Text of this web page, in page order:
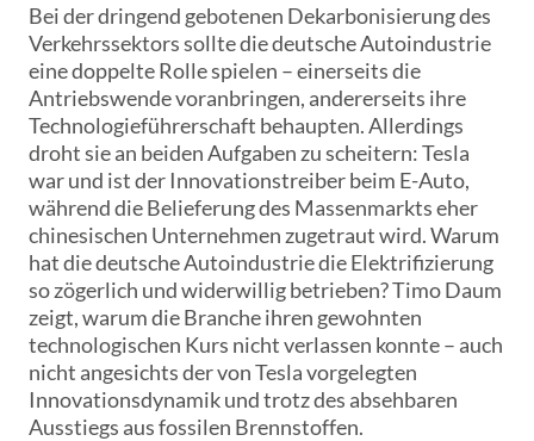
Bei der dringend gebotenen Dekarbonisierung des
Verkehrssektors sollte die deutsche Autoindustrie
eine doppelte Rolle spielen – einerseits die
Antriebswende voranbringen, andererseits ihre
Technologieführerschaft behaupten. Allerdings
droht sie an beiden Aufgaben zu scheitern: Tesla
war und ist der Innovationstreiber beim E-Auto,
während die Belieferung des Massenmarkts eher
chinesischen Unternehmen zugetraut wird. Warum
hat die deutsche Autoindustrie die Elektrifizierung
so zögerlich und widerwillig betrieben? Timo Daum
zeigt, warum die Branche ihren gewohnten
technologischen Kurs nicht verlassen konnte – auch
nicht angesichts der von Tesla vorgelegten
Innovationsdynamik und trotz des absehbaren
Ausstiegs aus fossilen Brennstoffen.